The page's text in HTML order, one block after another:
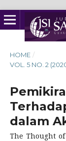
HOME /
VOL. 5 NO. 2
dalam
The Thought